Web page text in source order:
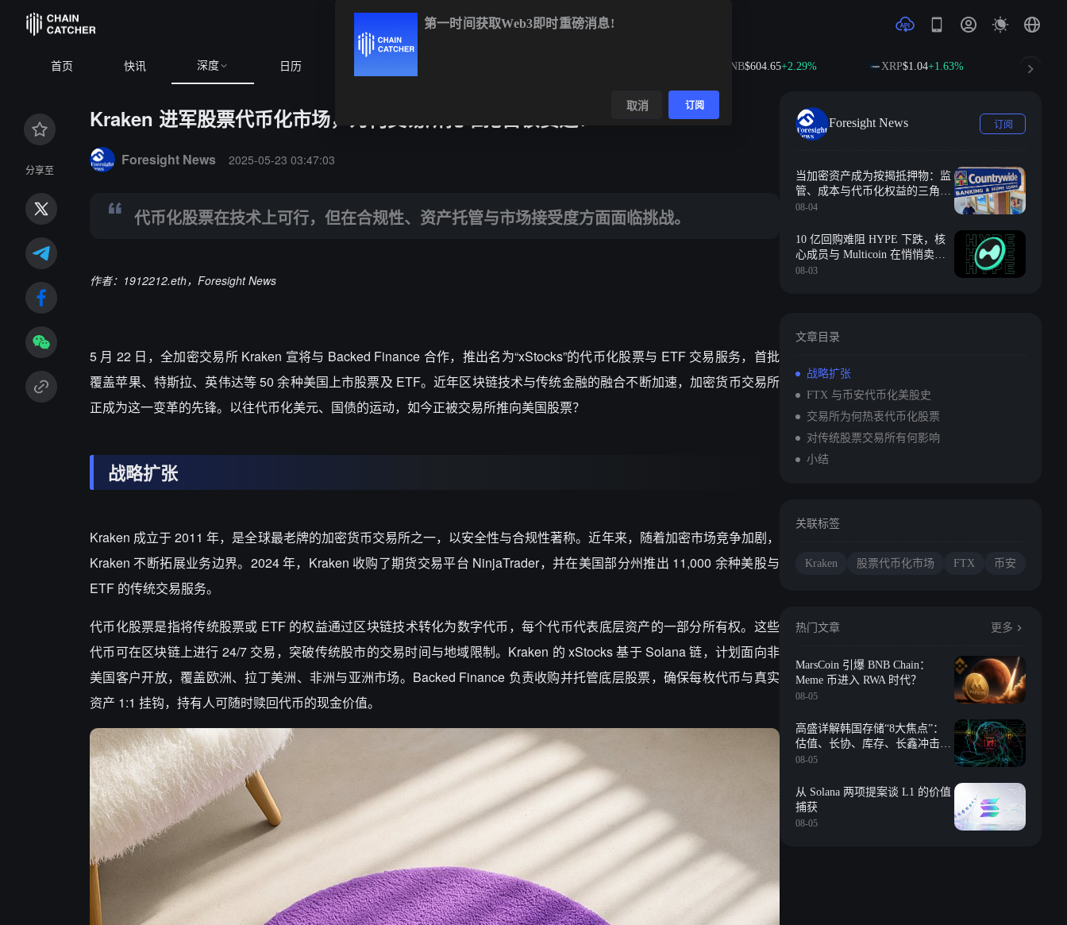
首页 快讯 深度 日历 $604.65+2.29% $1.04+1.63% $76.58
分享至
Kraken 进军股票代币化市场，为何交易所扎堆抢占该赛道？
Foresight News 2025-05-23 03:47:03
代币化股票在技术上可行，但在合规性、资产托管与市场接受度方面面临挑战。
作者：1912212.eth，Foresight News
5 月 22 日，全加密交易所 Kraken 宣将与 Backed Finance 合作，推出名为“xStocks”的代币化股票与 ETF 交易服务，首批
覆盖苹果、特斯拉、英伟达等 50 余种美国上市股票及 ETF。近年区块链技术与传统金融的融合不断加速，加密货币交易所
正成为这一变革的先锋。以往代币化美元、国债的运动，如今正被交易所推向美国股票？
战略扩张
Kraken 成立于 2011 年，是全球最老牌的加密货币交易所之一，以安全性与合规性著称。近年来，随着加密市场竞争加剧，
Kraken 不断拓展业务边界。2024 年，Kraken 收购了期货交易平台 NinjaTrader，并在美国部分州推出 11,000 余种美股与
ETF 的传统交易服务。
代币化股票是指将传统股票或 ETF 的权益通过区块链技术转化为数字代币，每个代币代表底层资产的一部分所有权。这些
代币可在区块链上进行 24/7 交易，突破传统股市的交易时间与地域限制。Kraken 的 xStocks 基于 Solana 链，计划面向非
美国客户开放，覆盖欧洲、拉丁美洲、非洲与亚洲市场。Backed Finance 负责收购并托管底层股票，确保每枚代币与真实
资产 1:1 挂钩，持有人可随时赎回代币的现金价值。
Foresight News 订阅
当加密资产成为按揭抵押物：监
管、成本与代币化权益的三角难
题
08-04
10 亿回购难阻 HYPE 下跌，核
心成员与 Multicoin 在悄悄卖
币？
08-03
文章目录
战略扩张
FTX 与币安代币化美股史
交易所为何热衷代币化股票
对传统股票交易所有何影响
小结
关联标签
Kraken 股票代币化市场 FTX 币安
热门文章 更多
MarsCoin 引爆 BNB Chain：
Meme 币进入 RWA 时代？
08-05
高盛详解韩国存储“8大焦点”：
估值、长协、库存、长鑫冲击、
回购等
08-05
从 Solana 两项提案谈 L1 的价值
捕获
08-05
第一时间获取Web3即时重磅消息!
取消 订阅